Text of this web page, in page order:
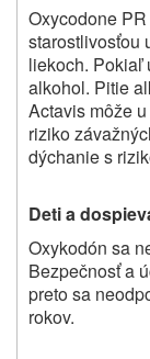
Oxycodone
starostlivosťou
liekoch. Pokiaľ
alkohol. Pitie
Actavis môže
riziko
dýchanie s
Deti a
Oxykodón sa
Bezpečnosť a
preto sa
rokov.